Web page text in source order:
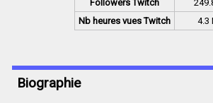
Followers Twitch
Nb heures vues Twitch
4.3
Biographie